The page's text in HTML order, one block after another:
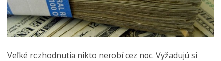
Veľké rozhodnutia nikto nerobí cez noc. Vyžadujú si